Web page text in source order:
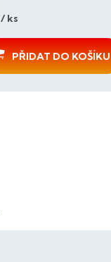
/ ks
PŘIDAT DO KOŠÍKU